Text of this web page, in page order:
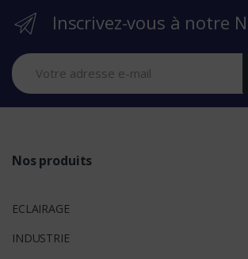
Inscrivez-vous à notre
Nos produits
ECLAIRAGE
INDUSTRIE